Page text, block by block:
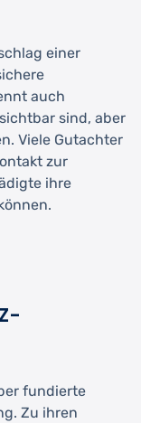
einer
auch
sind, aber
Viele Gutachter
zur
ihre
fundierte
Zu ihren